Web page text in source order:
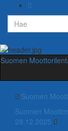
Search
for:
Suomen
Suomen
Suomen
28.12.2025